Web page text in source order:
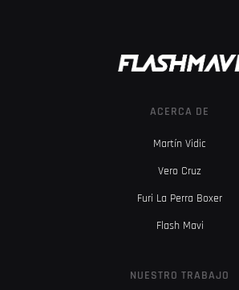
ACERCA DE
Martín Vidic
Vero Cruz
Furi La Perra Boxer
Flash Mavi
NUESTRO TRABAJO